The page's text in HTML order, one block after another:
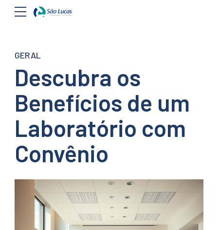
GERAL
Descubra os
Benefícios de um
Laboratório com
Convênio